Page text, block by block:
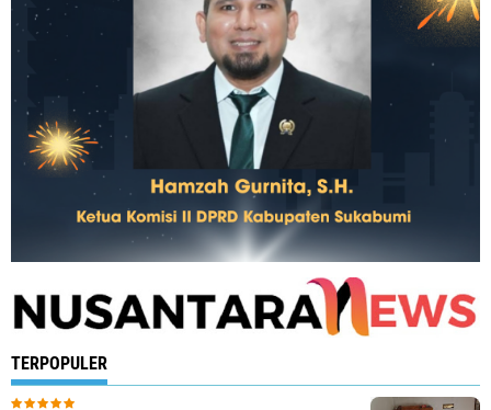
TERPOPULER